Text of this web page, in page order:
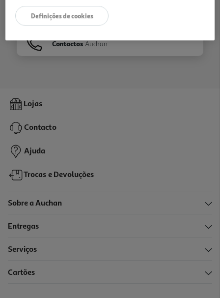
Folhetos
Contactos Auchan
Lojas
Contacto
Ajuda
Trocas e Devoluções
Sobre a Auchan
Entregas
Serviços
Cartões
Definições de cookies